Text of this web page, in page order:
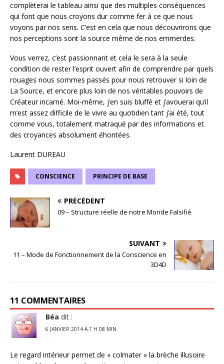
complèterai le tableau ainsi que des multiples conséquences
qui font que nous croyons dur comme fer à ce que nous
voyons par nos sens. C’est en cela que nous découvrirons que
nos perceptions sont la source même de nos emmerdes.
Vous verrez, c’est passionnant et cela le sera à la seule
condition de rester l’esprit ouvert afin de comprendre par quels
rouages nous sommes passés pour nous retrouver si loin de
La Source, et encore plus loin de nos véritables pouvoirs de
Créateur incarné. Moi-même, j’en suis bluffé et j’avouerai qu’il
m’est assez difficile de le vivre au quotidien tant j’ai été, tout
comme vous, totalement matraqué par des informations et
des croyances absolument éhontées.
Laurent DUREAU
CONSCIENCE PRINCIPE DE BASE
PRÉCÉDENT
09 – Structure réelle de notre Monde Falsifié
SUIVANT
11 – Mode de Fonctionnement de la Conscience en
3D4D
11 COMMENTAIRES
Béa dit :
6 JANVIER 2014 À 7 H 08 MIN
Le regard intérieur permet de « colmater » la brèche illusoire